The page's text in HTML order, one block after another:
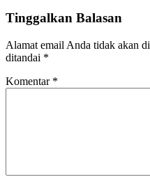
Tinggalkan Balasan
Alamat email Anda tidak akan
ditandai *
Komentar *